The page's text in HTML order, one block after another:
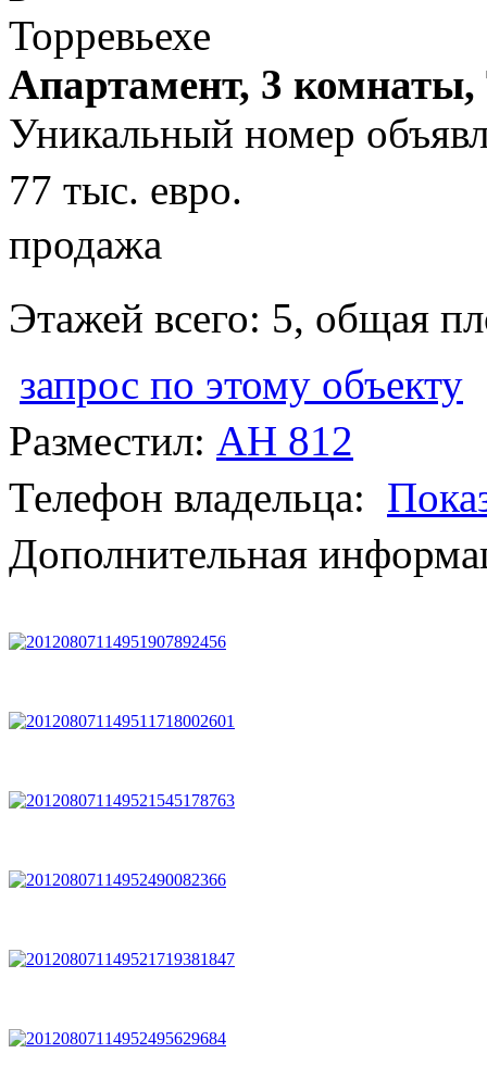
Апартамент, 3 комнаты,
Уникальный номер
77 тыс. евро.
продажа
Этажей всего: 5, общая
запрос по этому объекту
Разместил: АН 812
Телефон владельца:
Дополнительная